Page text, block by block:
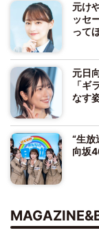
元け
ッセ
って
元日
「ギ
なす
“生放
向坂